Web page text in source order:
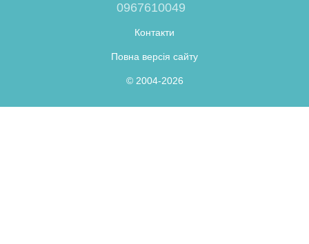
0967610049
Контакти
Повна версія сайту
© 2004-2026